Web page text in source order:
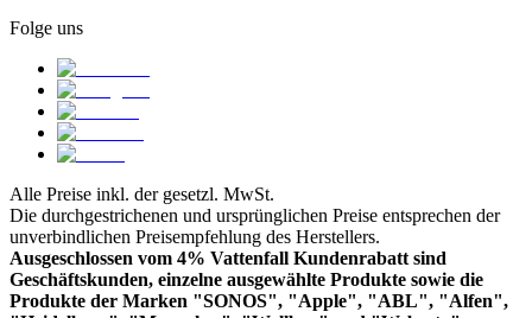
Folge uns
Alle Preise inkl. der gesetzl. MwSt.
Die durchgestrichenen und ursprünglichen Preise entsprechen der
unverbindlichen Preisempfehlung des Herstellers.
Ausgeschlossen vom 4% Vattenfall Kundenrabatt sind
Geschäftskunden, einzelne ausgewählte Produkte sowie die
Produkte der Marken "SONOS", "Apple", "ABL", "Alfen",